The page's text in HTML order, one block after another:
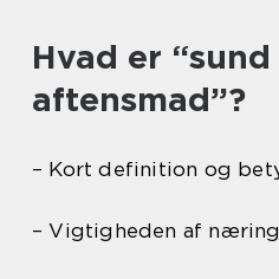
Hvad er
aftensmad”?
– Kort definition og
– Vigtigheden af